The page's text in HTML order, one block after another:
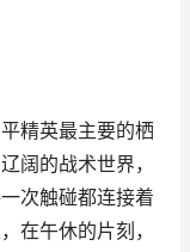
精英最主要的栖
阔的战术世界，
次触碰都连接着
在午休的片刻，